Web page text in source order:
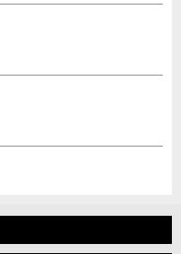
Kontaktpersonen